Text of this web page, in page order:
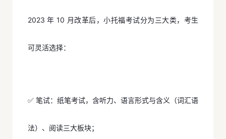
2023 年 10 月改革后，小托福考试分为三大类，考生
可灵活选择：
✅ 笔试：纸笔考试，含听力、语言形式与含义（词汇语
法）、阅读三大板块；